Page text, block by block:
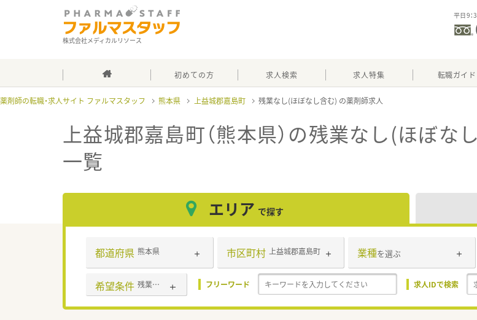
株式会社メディカルリソース
平日9：
初めての方 求人検索 求人特集 転職ガイド
薬剤師の転職・求人サイト ファルマスタッフ 熊本県 上益城郡嘉島町 残業なし(ほぼなし含む)
上益城郡嘉島町（熊本県）の残業なし(ほぼな
一覧
エリア で探す
都道府県 熊本県 市区町村 上益城郡嘉島町 業種を選ぶ
希望条件 残業なし(ほぼなし含む) フリーワード 求人IDで検索